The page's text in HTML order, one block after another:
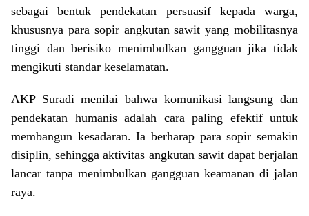
sebagai bentuk pendekatan persuasif kepada warga,
khususnya para sopir angkutan sawit yang mobilitasnya
tinggi dan berisiko menimbulkan gangguan jika tidak
mengikuti standar keselamatan.
AKP Suradi menilai bahwa komunikasi langsung dan
pendekatan humanis adalah cara paling efektif untuk
membangun kesadaran. Ia berharap para sopir semakin
disiplin, sehingga aktivitas angkutan sawit dapat berjalan
lancar tanpa menimbulkan gangguan keamanan di jalan
raya.